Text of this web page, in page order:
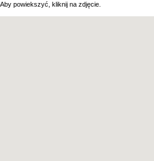
Aby powiekszyć, kliknij na zdjęcie.